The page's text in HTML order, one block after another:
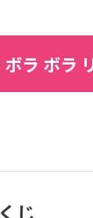
ラ ボラ
じ